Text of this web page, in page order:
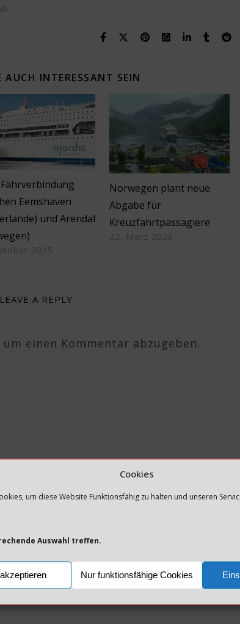
Cookies
um diese Website Funktionsfähig zu halten und unseren
Auswahl treffen.
Nur funktionsfähige Cookies
AUCH INTERESSANT SEIN
Eemshaven
und Arendal
2025
Norwegen plant neue
Abgabe für
Kreuzfahrtpassagiere
22. März 2026
LEAVE A REPLY
um einen Kommentar abzugeben.